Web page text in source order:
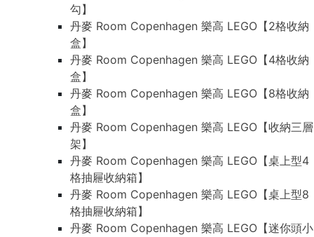
勾】
丹麥 Room Copenhagen 樂高 LEGO【2格收納
盒】
丹麥 Room Copenhagen 樂高 LEGO【4格收納
盒】
丹麥 Room Copenhagen 樂高 LEGO【8格收納
盒】
丹麥 Room Copenhagen 樂高 LEGO【收納三層
架】
丹麥 Room Copenhagen 樂高 LEGO【桌上型4
格抽屜收納箱】
丹麥 Room Copenhagen 樂高 LEGO【桌上型8
格抽屜收納箱】
丹麥 Room Copenhagen 樂高 LEGO【迷你頭小